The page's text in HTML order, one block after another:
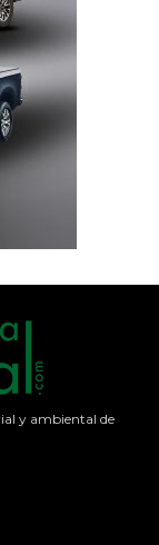
y ambiental de